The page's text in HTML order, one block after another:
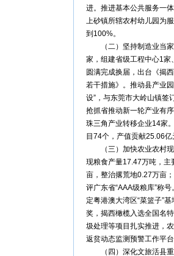
进。推进基本公共服务一
上砂镇所辖农村幼儿园为
到100%。
（二）坚持制造业当家
家，组建省级工程中心1家
圆满完成换届，出台《揭
若干措施》。推动县产业
设”，与东莞市大岭山镇签
抢抓省推动新一轮产业有
珠三角产业转移企业14家
目74个，产值贡献25.06
（三）加快农业农村现
现粮食产量17.47万吨，
亩，整治撂荒地0.27万亩
评广东省“AAA级粮库”称
定粤港澳大湾区“菜篮子”
奖，揭西橄榄入选全国名
圾处理等项目扎实推进，
返贫动态监测预警工作平
（四）深化文旅活县重